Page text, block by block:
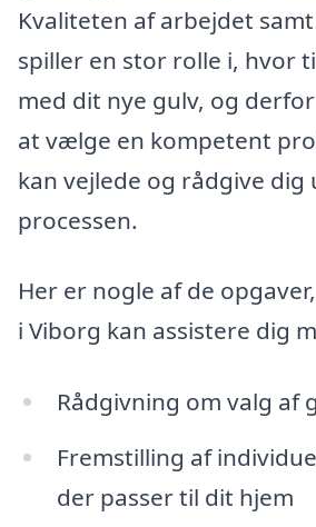
Kvaliteten af arbejdet
spiller en stor rolle i, hvor
med dit nye gulv, og
at vælge en kompetent
kan vejlede og rådgive dig
processen.
Her er nogle af de
i Viborg kan assistere dig
Rådgivning om valg af
Fremstilling af
der passer til dit hjem